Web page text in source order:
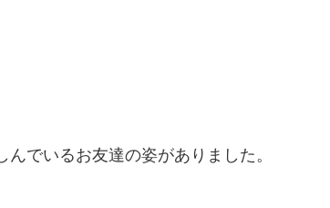
でいるお友達の姿がありました。